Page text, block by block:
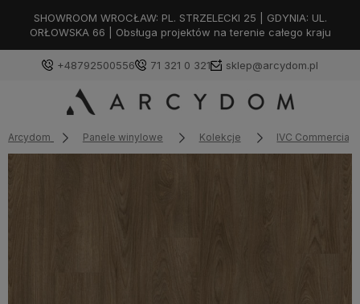
SHOWROOM WROCŁAW: PL. STRZELECKI 25 | GDYNIA: UL.
ORŁOWSKA 66 | Obsługa projektów na terenie całego kraju
+48792500556 71 321 0 321 sklep@arcydom.pl
Arcydom Panele winylowe Kolekcje IVC Commercial